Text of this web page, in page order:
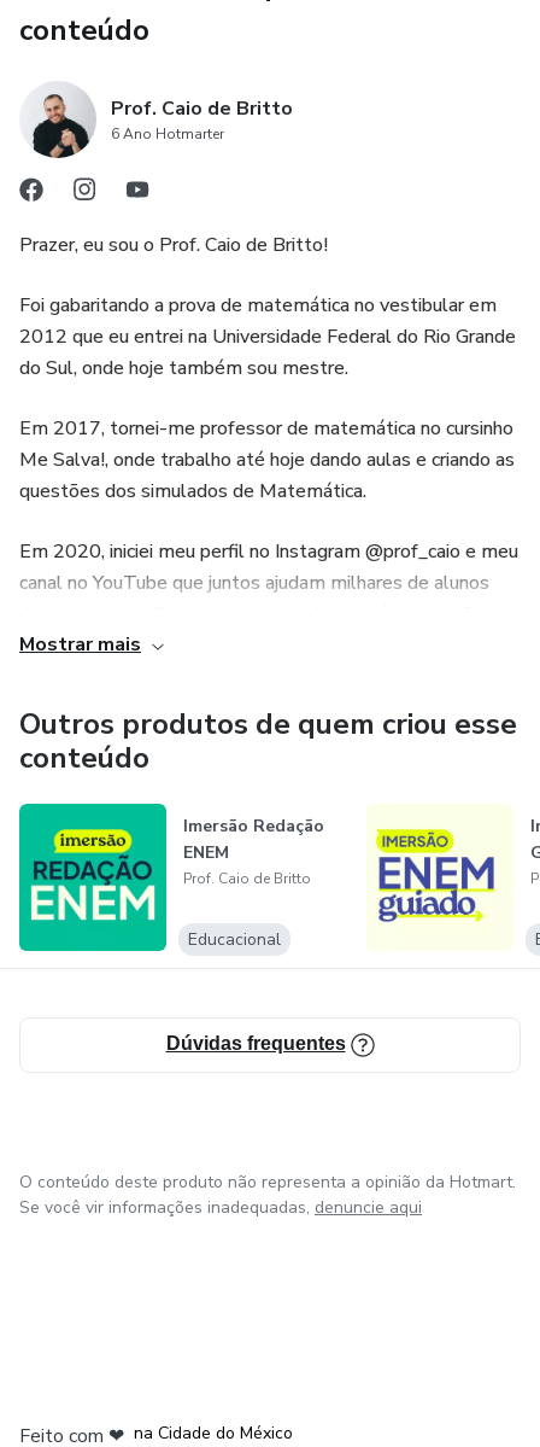
conteúdo
Prof. Caio de Britto
6 Ano Hotmarter
Prazer, eu sou o Prof. Caio de Britto!
Foi gabaritando a prova de matemática no vestibular em
2012 que eu entrei na Universidade Federal do Rio Grande
do Sul, onde hoje também sou mestre.
Em 2017, tornei-me professor de matemática no cursinho
Me Salva!, onde trabalho até hoje dando aulas e criando as
questões dos simulados de Matemática.
Em 2020, iniciei meu perfil no Instagram @prof_caio e meu
canal no YouTube que juntos ajudam milhares de alunos
E agora chegou a sua vez!
Vem comigo!
Mostrar mais
Outros produtos de quem criou esse
conteúdo
Imersão Redação
ENEM
Prof. Caio de Britto
Educacional
Dúvidas frequentes
O conteúdo deste produto não representa a opinião da Hotmart.
Se você vir informações inadequadas, denuncie aqui
Feito com ❤ na Cidade do México